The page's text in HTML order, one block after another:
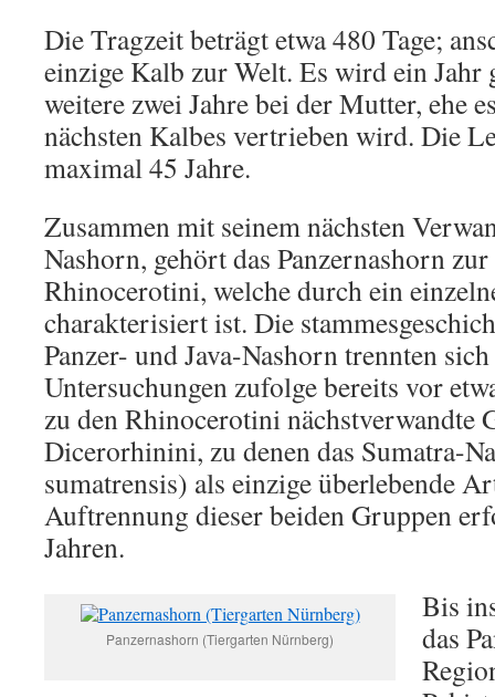
Die Tragzeit beträgt etwa 480 Tage;
einzige Kalb zur Welt. Es wird ein Jahr
weitere zwei Jahre bei der Mutter, ehe
nächsten Kalbes vertrieben wird. Die
maximal 45 Jahre.
Zusammen mit seinem nächsten
Nashorn, gehört das Panzernashorn
Rhinocerotini, welche durch ein
charakterisiert ist. Die
Panzer- und Java-Nashorn trennten
Untersuchungen zufolge bereits vor
zu den Rhinocerotini nächstverwandte
Dicerorhinini, zu denen das Sumatra-
sumatrensis) als einzige überlebende
Auftrennung dieser beiden Gruppen
Jahren.
Panzernashorn (Tiergarten Nürnberg)
Bis
das